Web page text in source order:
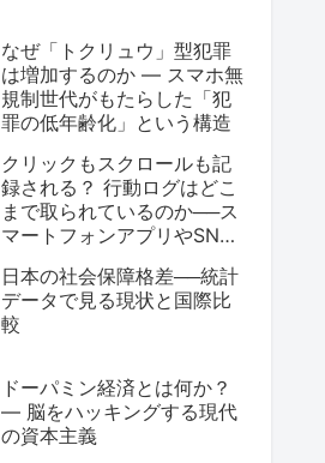
なぜ「トクリュウ」型犯罪
は増加するのか ― スマホ無
規制世代がもたらした「犯
罪の低年齢化」という構造
クリックもスクロールも記
録される？ 行動ログはどこ
まで取られているのか──ス
マートフォンアプリやSNS
日本の社会保障格差──統計
データで見る現状と国際比
較
ドーパミン経済とは何か？
― 脳をハッキングする現代
の資本主義